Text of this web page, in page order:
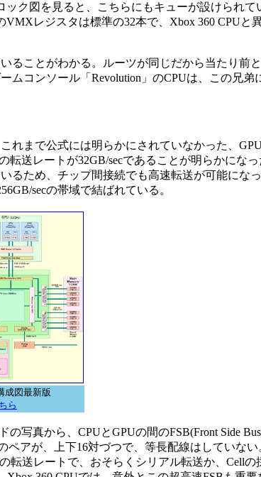
ク図を見ると、こちらにもキューが設けられて
レジスタは標準の32本で、Xbox 360 CPUと
ることがわかる。ルーツが同じだから当たり前
コンソール「Revolution」のCPUは、この兄弟
まで公式には明らかにされていなかった、
送レートが32GB/secであることが明らかにな
ため、チップ間接続でも高速転送が可能になっ
secの帯域で結ばれている。
成図最新版
ら
写真から、CPUとGPUの間のFSB(Front Side
アが、上下16対づつで、等長配線はしていな
転送レートで、おそらくシリアル転送か、Cellの